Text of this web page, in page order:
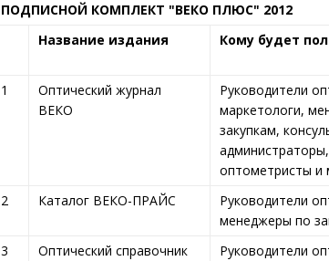
ПОДПИСНОЙ КОМПЛЕКТ "ВЕКО ПЛЮС" 2012
Название издания
Кому будет
1
Оптический журнал
ВЕКО
Руководители
маркетологи,
закупкам,
оптометристы и
2 Каталог ВЕКО-ПРАЙС
Руководители
менеджеры по
3 Оптический справочник
Руководители